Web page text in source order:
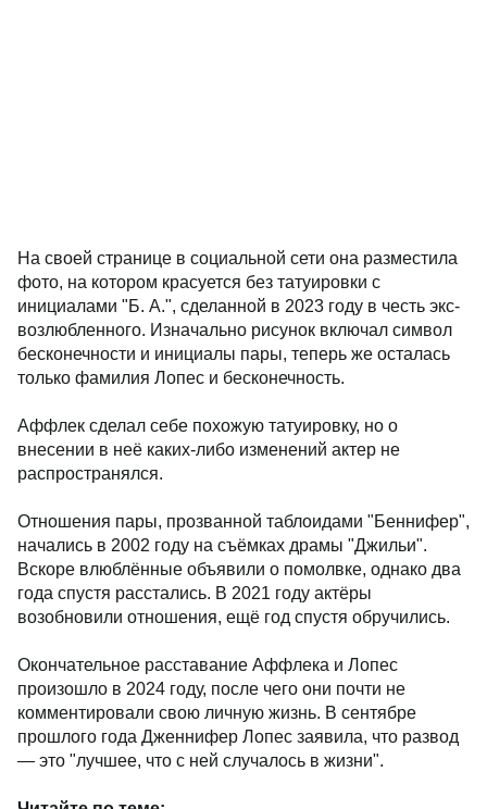
На своей странице в социальной сети она разместила
фото, на котором красуется без татуировки с
инициалами "Б. А.", сделанной в 2023 году в честь экс-
возлюбленного. Изначально рисунок включал символ
бесконечности и инициалы пары, теперь же осталась
только фамилия Лопес и бесконечность.
Аффлек сделал себе похожую татуировку, но о
внесении в неё каких-либо изменений актер не
распространялся.
Отношения пары, прозванной таблоидами "Беннифер",
начались в 2002 году на съёмках драмы "Джильи".
Вскоре влюблённые объявили о помолвке, однако два
года спустя расстались. В 2021 году актёры
возобновили отношения, ещё год спустя обручились.
Окончательное расставание Аффлека и Лопес
произошло в 2024 году, после чего они почти не
комментировали свою личную жизнь. В сентябре
прошлого года Дженнифер Лопес заявила, что развод
— это "лучшее, что с ней случалось в жизни".